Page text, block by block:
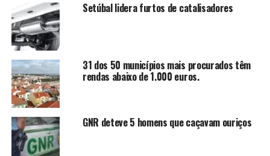
Setúbal lidera furtos de catalisadores
31 dos 50 municípios mais procurados têm
rendas abaixo de 1.000 euros.
GNR deteve 5 homens que caçavam ouriços